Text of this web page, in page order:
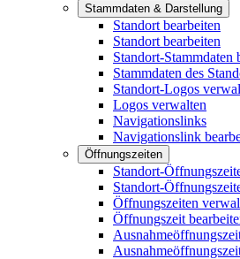
Stammdaten & Darstellung
Standort bearbeiten
Standort bearbeiten
Standort-Stammdaten
Stammdaten des
Standort-Logos
Logos verwalten
Navigationslinks
Navigationslink
Öffnungszeiten
Standort-
Standort-
Öffnungszeiten
Öffnungszeit